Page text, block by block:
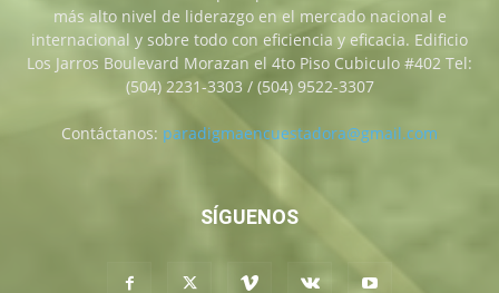
más alto nivel de liderazgo en el mercado nacional e
internacional y sobre todo con eficiencia y eficacia. Edificio
Los Jarros Boulevard Morazan el 4to Piso Cubiculo #402 Tel:
(504) 2231-3303 / (504) 9522-3307
Contáctanos: paradigmaencuestadora@gmail.com
SÍGUENOS